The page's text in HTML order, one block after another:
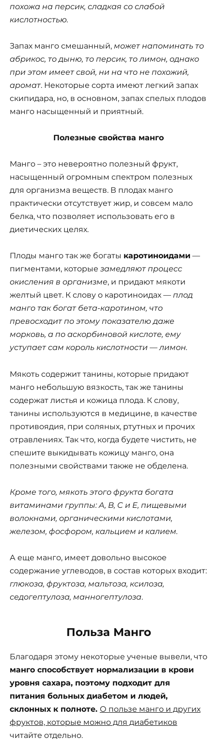
похожа на персик, сладкая со слабой
кислотностью.
Запах манго смешанный, может напоминать то
абрикос, то дыню, то персик, то лимон, однако
при этом имеет свой, ни на что не похожий,
аромат. Некоторые сорта имеют легкий запах
скипидара, но, в основном, запах спелых плодов
манго насыщенный и приятный.
Полезные свойства манго
Манго – это невероятно полезный фрукт,
насыщенный огромным спектром полезных
для организма веществ. В плодах манго
практически отсутствует жир, и совсем мало
белка, что позволяет использовать его в
диетических целях.
Плоды манго так же богаты каротиноидами —
пигментами, которые замедляют процесс
окисления в организме, и придают мякоти
желтый цвет. К слову о каротиноидах — плод
манго так богат бета-каротином, что
превосходит по этому показателю даже
морковь, а по аскорбиновой кислоте, ему
уступает сам король кислотности — лимон.
Мякоть содержит танины, которые придают
манго небольшую вязкость, так же танины
содержат листья и кожица плода. К слову,
танины используются в медицине, в качестве
противоядия, при соляных, ртутных и прочих
отравлениях. Так что, когда будете чистить, не
спешите выкидывать кожицу манго, она
полезными свойствами также не обделена.
Кроме того, мякоть этого фрукта богата
витаминами группы: A, B, C и E, пищевыми
волокнами, органическими кислотами,
железом, фосфором, кальцием и калием.
А еще манго, имеет довольно высокое
содержание углеводов, в состав которых входит:
глюкоза, фруктоза, мальтоза, ксилоза,
седогептулоза, манногептулоза.
Польза Манго
Благодаря этому некоторые ученые вывели, что
манго способствует нормализации в крови
уровня сахара, поэтому подходит для
питания больных диабетом и людей,
склонных к полноте. О пользе манго и других
фруктов, которые можно для диабетиков
читайте отдельно.